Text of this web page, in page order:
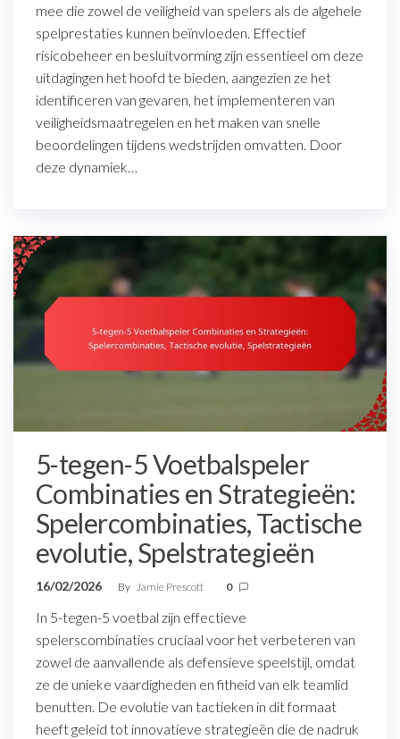
mee die zowel de veiligheid van spelers als de algehele
spelprestaties kunnen beïnvloeden. Effectief
risicobeheer en besluitvorming zijn essentieel om deze
uitdagingen het hoofd te bieden, aangezien ze het
identificeren van gevaren, het implementeren van
veiligheidsmaatregelen en het maken van snelle
beoordelingen tijdens wedstrijden omvatten. Door
deze dynamiek…
5-tegen-5 Voetbalspeler
Combinaties en Strategieën:
Spelercombinaties, Tactische
evolutie, Spelstrategieën
16/02/2026 By Jamie Prescott 0
In 5-tegen-5 voetbal zijn effectieve
spelerscombinaties cruciaal voor het verbeteren van
zowel de aanvallende als defensieve speelstijl, omdat
ze de unieke vaardigheden en fitheid van elk teamlid
benutten. De evolutie van tactieken in dit formaat
heeft geleid tot innovatieve strategieën die de nadruk